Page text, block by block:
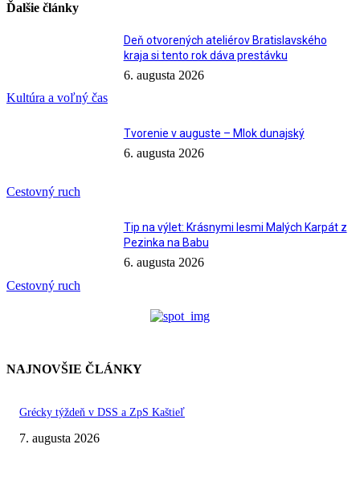
Ďalšie články
Kultúra a voľný čas
Deň otvorených ateliérov Bratislavského
kraja si tento rok dáva prestávku
6. augusta 2026
Cestovný ruch
Tvorenie v auguste – Mlok dunajský
6. augusta 2026
Cestovný ruch
Tip na výlet: Krásnymi lesmi Malých Karpát z
Pezinka na Babu
6. augusta 2026
NAJNOVŠIE ČLÁNKY
Grécky týždeň v DSS a ZpS Kaštieľ
7. augusta 2026